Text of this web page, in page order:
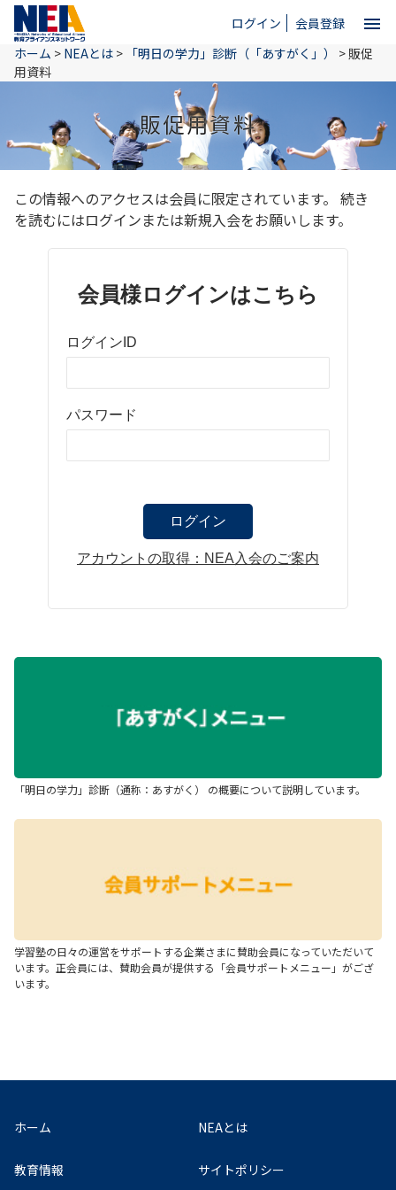
ログイン 会員登録 menu
ホーム
NEAとは
教育情報
ホーム > NEAとは > 「明日の学力」診断（「あすがく」） > 販促
用資料
販促用資料
この情報へのアクセスは会員に限定されています。 続き
を読むにはログインまたは新規入会をお願いします。
会員様ログインはこちら
ログインID
パスワード
アカウントの取得：NEA入会のご案内
「明日の学力」診断（通称：あすがく） の概要について説明しています。
学習塾の日々の運営をサポートする企業さまに賛助会員になっていただいて
います。正会員には、賛助会員が提供する「会員サポートメニュー」がござ
います。
ホーム NEAとは
教育情報 サイトポリシー